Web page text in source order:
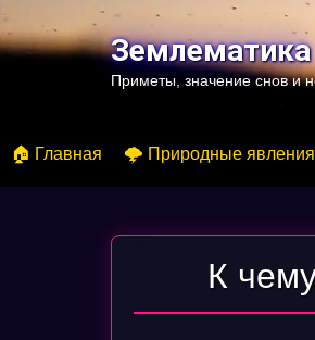
к
содержимомуЗемлематика
Приметы, значение снов и
🏠 Главная 🌩️ Природные явления
К